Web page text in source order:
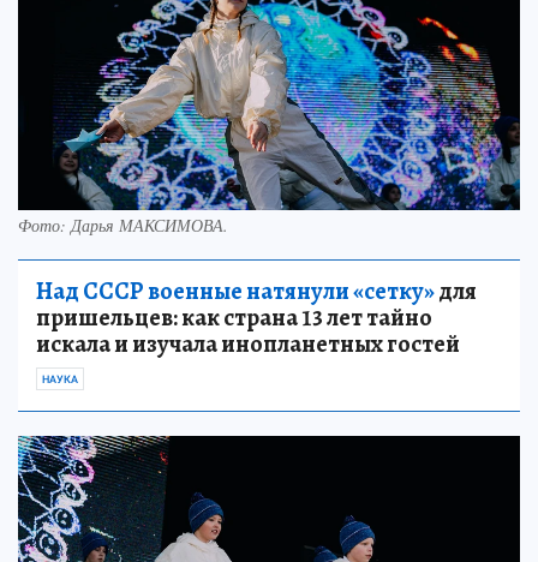
Фото:Дарья МАКСИМОВА.
Над СССР военные натянули «сетку»для
пришельцев: как страна 13 лет тайно
искала и изучала инопланетных гостей
НАУКА